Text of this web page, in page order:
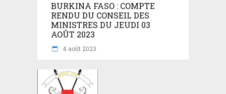
BURKINA FASO : COMPTE
RENDU DU CONSEIL DES
MINISTRES DU JEUDI 03
AOÛT 2023
4 août 2023